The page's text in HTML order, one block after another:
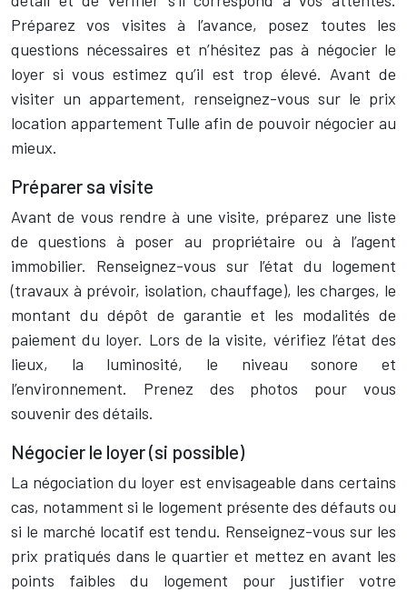
Préparez vos visites à l’avance, posez toutes les
questions nécessaires et n’hésitez pas à négocier le
loyer si vous estimez qu’il est trop élevé. Avant de
visiter un appartement, renseignez-vous sur le prix
location appartement Tulle afin de pouvoir négocier au
mieux.
Préparer sa visite
Avant de vous rendre à une visite, préparez une liste
de questions à poser au propriétaire ou à l’agent
immobilier. Renseignez-vous sur l’état du logement
(travaux à prévoir, isolation, chauffage), les charges, le
montant du dépôt de garantie et les modalités de
paiement du loyer. Lors de la visite, vérifiez l’état des
lieux, la luminosité, le niveau sonore et
l’environnement. Prenez des photos pour vous
souvenir des détails.
Négocier le loyer (si possible)
La négociation du loyer est envisageable dans certains
cas, notamment si le logement présente des défauts ou
si le marché locatif est tendu. Renseignez-vous sur les
prix pratiqués dans le quartier et mettez en avant les
points faibles du logement pour justifier votre